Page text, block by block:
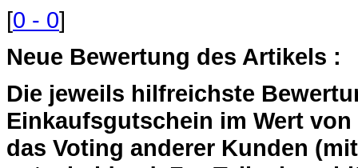
[0 - 0]
Neue Bewertung des Artikels :
Die jeweils hilfreichste
Einkaufsgutschein im Wert
das Voting anderer Kunden